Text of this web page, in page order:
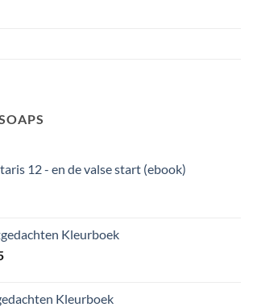
12 - en de valse start (ebook)
Kleurboek
Kleurboek